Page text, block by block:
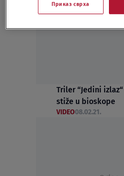
Triler “Jedini
stiže u bioskope
VIDEO08.02.21.
Приказ сврха